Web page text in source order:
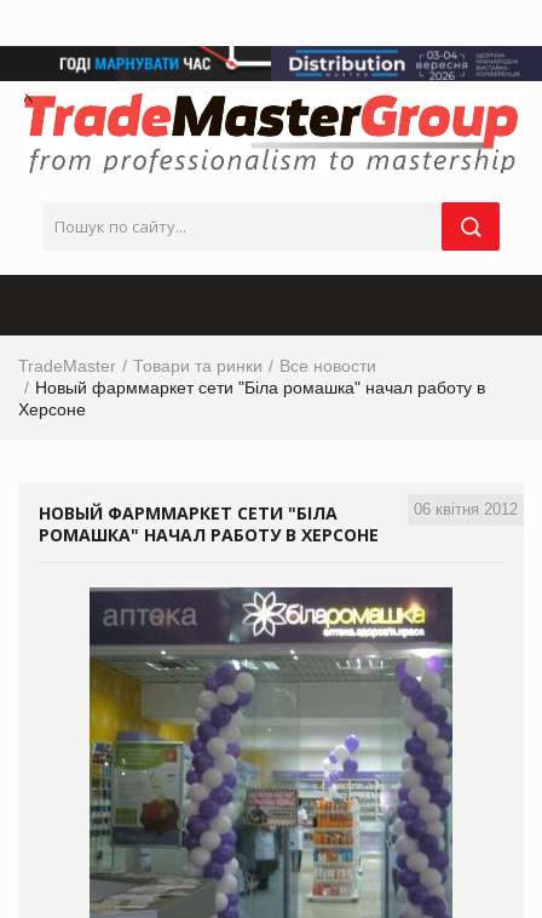
TradeMaster Товари та ринки
Все новости
Новый фарммаркет сети "Біла ромашка" начал работу в
Херсоне
06 квітня 2012
НОВЫЙ ФАРММАРКЕТ СЕТИ "БІЛА
РОМАШКА" НАЧАЛ РАБОТУ В ХЕРСОНЕ